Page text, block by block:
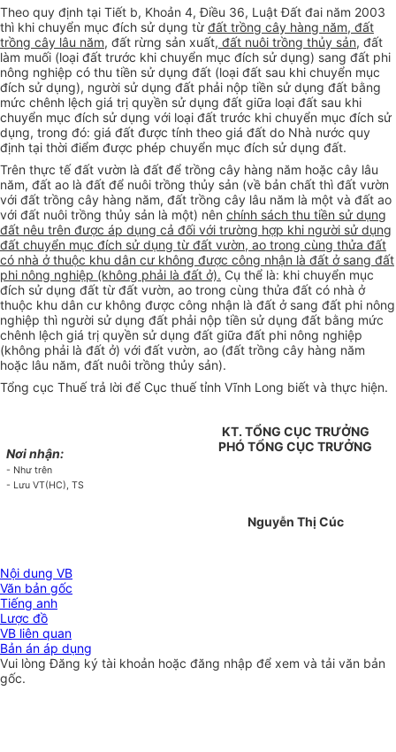
Theo quy định tại Tiết b, Khoản 4, Điều 36, Luật Đất đai năm 2003
thì khi chuyển mục đích sử dụng từ đất trồng cây hàng năm, đất
trồng cây lâu năm, đất rừng sản xuất, đất nuôi trồng thủy sản, đất
làm muối (loại đất trước khi chuyển mục đích sử dụng) sang đất phi
nông nghiệp có thu tiền sử dụng đất (loại đất sau khi chuyển mục
đích sử dụng), người sử dụng đất phải nộp tiền sử dụng đất bằng
mức chênh lệch giá trị quyền sử dụng đất giữa loại đất sau khi
chuyển mục đích sử dụng với loại đất trước khi chuyển mục đích sử
dụng, trong đó: giá đất được tính theo giá đất do Nhà nước quy
định tại thời điểm được phép chuyển mục đích sử dụng đất.
Trên thực tế đất vườn là đất để trồng cây hàng năm hoặc cây lâu
năm, đất ao là đất để nuôi trồng thủy sản (về bản chất thì đất vườn
với đất trồng cây hàng năm, đất trồng cây lâu năm là một và đất ao
với đất nuôi trồng thủy sản là một) nên chính sách thu tiền sử dụng
đất nêu trên được áp dụng cả đối với trường hợp khi người sử dụng
đất chuyển mục đích sử dụng từ đất vườn, ao trong cùng thửa đất
có nhà ở thuộc khu dân cư không được công nhận là đất ở sang đất
phi nông nghiệp (không phải là đất ở). Cụ thể là: khi chuyển mục
đích sử dụng đất từ đất vườn, ao trong cùng thửa đất có nhà ở
thuộc khu dân cư không được công nhận là đất ở sang đất phi nông
nghiệp thì người sử dụng đất phải nộp tiền sử dụng đất bằng mức
chênh lệch giá trị quyền sử dụng đất giữa đất phi nông nghiệp
(không phải là đất ở) với đất vườn, ao (đất trồng cây hàng năm
hoặc lâu năm, đất nuôi trồng thủy sản).
Tổng cục Thuế trả lời để Cục thuế tỉnh Vĩnh Long biết và thực hiện.
Nơi nhận:
- Như trên
- Lưu VT(HC), TS
KT. TỔNG CỤC TRƯỞNG
PHÓ TỔNG CỤC TRƯỞNG
Nguyễn Thị Cúc
Nội dung VB
Văn bản gốc
Tiếng anh
Lược đồ
VB liên quan
Bản án áp dụng
Vui lòngĐăng ký tài khoản hoặc đăng nhập để xem và tải văn bản
gốc.